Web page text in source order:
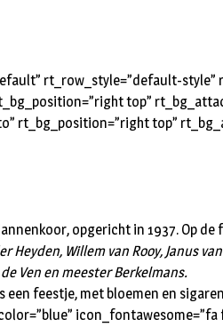
rt_row_style=”default-style”
top”
rt_bg_position=”right top”
opgericht in 1937. Op
Heyden, Willem van Rooy, Janus
Ven en meester Berkelmans.
een feestje, met bloemen en